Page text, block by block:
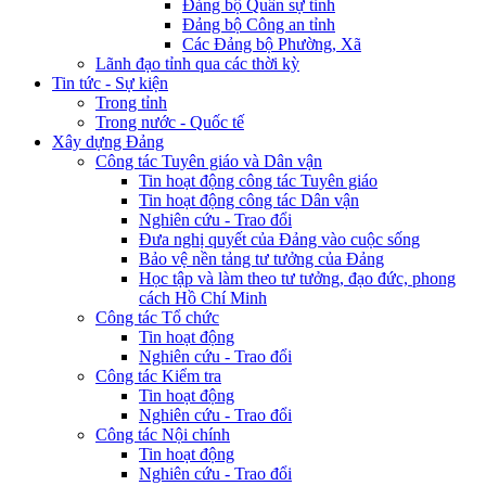
Đảng bộ Quân sự tỉnh
Đảng bộ Công an tỉnh
Các Đảng bộ Phường, Xã
Lãnh đạo tỉnh qua các thời kỳ
Tin tức - Sự kiện
Trong tỉnh
Trong nước - Quốc tế
Xây dựng Đảng
Công tác Tuyên giáo và Dân vận
Tin hoạt động công tác Tuyên giáo
Tin hoạt động công tác Dân vận
Nghiên cứu - Trao đổi
Đưa nghị quyết của Đảng vào cuộc sống
Bảo vệ nền tảng tư tưởng của Đảng
Học tập và làm theo tư tưởng, đạo đức, phong
cách Hồ Chí Minh
Công tác Tổ chức
Tin hoạt động
Nghiên cứu - Trao đổi
Công tác Kiểm tra
Tin hoạt động
Nghiên cứu - Trao đổi
Công tác Nội chính
Tin hoạt động
Nghiên cứu - Trao đổi